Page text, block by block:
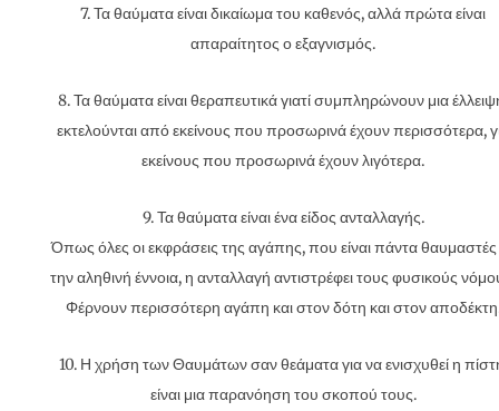
7. Τα θαύματα είναι δικαίωμα του καθενός, αλλά πρώτα είναι
απαραίτητος ο εξαγνισμός.
8. Τα θαύματα είναι θεραπευτικά γιατί συμπληρώνουν μια
εκτελούνται από εκείνους που προσωρινά έχουν περισσότερα,
εκείνους που προσωρινά έχουν λιγότερα.
9. Τα θαύματα είναι ένα είδος ανταλλαγής.
Όπως όλες οι εκφράσεις της αγάπης, που είναι πάντα θαυμαστές
την αληθινή έννοια, η ανταλλαγή αντιστρέφει τους φυσικούς
Φέρνουν περισσότερη αγάπη και στον δότη και στον
10. Η χρήση των Θαυμάτων σαν θεάματα για να ενισχυθεί η
είναι μια παρανόηση του σκοπού τους.